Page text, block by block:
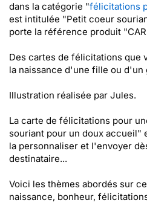
dans la catégorie "félicitations
est intitulée "Petit coeur
porte la référence produit
Des cartes de félicitations que
la naissance d'une fille ou d'un
Illustration réalisée par Jules.
La carte de félicitations pour
souriant pour un doux accueil"
la personnaliser et l'envoyer
destinataire...
Voici les thèmes abordés sur
naissance, bonheur,